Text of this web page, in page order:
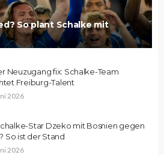
So plant Schalke mit
Neuzugang fix: Schalke-Team
Freiburg-Talent
2026
Star Dzeko mit Bosnien gegen
So ist der Stand
2026